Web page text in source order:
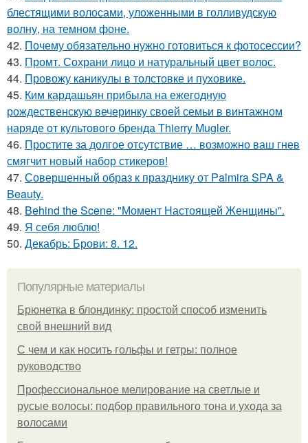
блестящими волосами, уложенными в голливудскую
волну, на темном фоне.
42. Почему обязательно нужно готовиться к фотосессии?
43. Промт. Сохрани лицо и натуральный цвет волос.
44. Провожу каникулы в толстовке и пуховике.
45. Ким кардашьян прибыла на ежегодную
рождественскую вечеринку своей семьи в винтажном
наряде от культового бренда Thierry Mugler.
46. Простите за долгое отсутствие … возможно ваш гнев
смягчит новый набор стикеров!
47. Совершенный образ к празднику от Palmira SPA &
Beauty.
48. Behind the Scene: "Момент Настоящей Женщины".
49. Я себя люблю!
50. Декабрь: Брови: 8. 12.
Популярные материалы
Брюнетка в блондинку: простой способ изменить
свой внешний вид
С чем и как носить гольфы и гетры: полное
руководство
Профессиональное мелирование на светлые и
русые волосы: подбор правильного тона и ухода за
волосами